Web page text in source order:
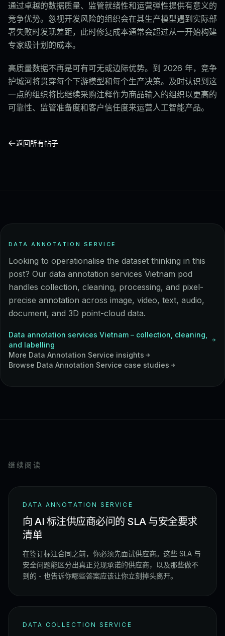
通过卓越的数据质量、监管就绪性和运营弹性提供有意义的
竞争优势。忽视开发风险的组织会在其生产模型遇到实际部
署失败时发现差距，此时修复成本通常会超过从一开始构建
专家级计划的成本。
高质量数据不再是可有可无或边际优势。到 2026 年，竞争
护城河将贯穿每个下游模型和每个生产决策。及时认识到这
一点的组织将比继续采购注释作为商品输入的组织以更高的
可靠性、监管准备度和客户信任度来运营人工智能产品。
返回所有帖子
DATA ANNOTATION SERVICE
Looking to operationalise the dataset thinking in this
post? Our data annotation services Vietnam pod
handles collection, cleaning, processing, and pixel-
precise annotation across image, video, text, audio,
document, and 3D point-cloud data.
Data annotation services Vietnam – collection, cleaning,
and labelling
More Data Annotation Service insights
Browse Data Annotation Service case studies
继续阅读
DATA ANNOTATION SERVICE
向 AI 标注供应商必问的 SLA 与安全要求
清单
在签订标注合同之前，你必须先面试供应商。这些 SLA 与
安全问题能区分出真正兑现承诺的供应商，以及那些做不
到的 - 也告诉你哪些答案应该让你立刻掉头离开。
DATA COLLECTION SERVICE